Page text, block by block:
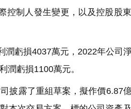
控制人發生變更，以及控股股
虧損4037萬元，2022年公司
潤虧損1100萬元。
披露了重組草案，擬作價6.87